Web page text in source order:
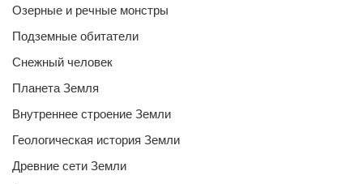
Озерные и речные монстры
Подземные обитатели
Снежный человек
Планета Земля
Внутреннее строение Земли
Геологическая история Земли
Древние сети Земли